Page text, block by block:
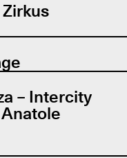
– Intercity